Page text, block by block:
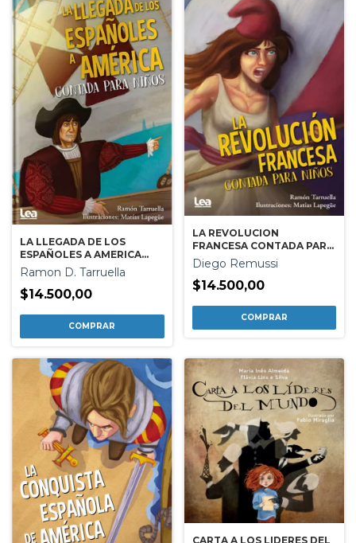
LA LLEGADA DE LOS
ESPAÑOLES A AMERICA
CONTADA PARA NIÑOS
Ramon D. Tarruella
$14.500,00
LA REVOLUCION
FRANCESA CONTADA PARA
NIÑOS
Diego Remussi
$14.500,00
CARTA A LOS LIDERES DEL